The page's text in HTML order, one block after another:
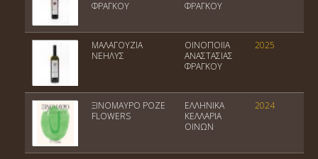
ΦΡΑΓΚΟΥ
ΦΡΑΓΚΟΥ
ΜΑΛΑΓΟΥΖΙΑ
ΝΕΗΛΥΣ
ΟΙΝΟΠΟΙΙΑ
ΑΝΑΣΤΑΣΙΑΣ
ΦΡΑΓΚΟΥ
2025
ΞΙΝΟΜΑΥΡΟ ΡΟΖΕ
FLOWERS
ΕΛΛΗΝΙΚΑ
ΚΕΛΛΑΡΙΑ
ΟΙΝΩΝ
2024